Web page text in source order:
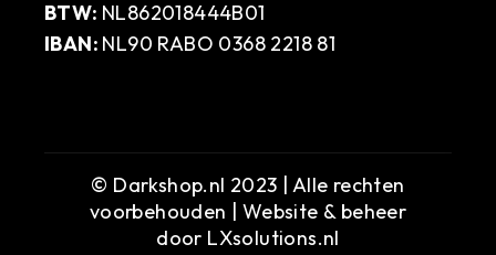
BTW: NL862018444B01
IBAN: NL90 RABO 0368 2218 81
© Darkshop.nl 2023 | Alle rechten
voorbehouden | Website & beheer
door LXsolutions.nl